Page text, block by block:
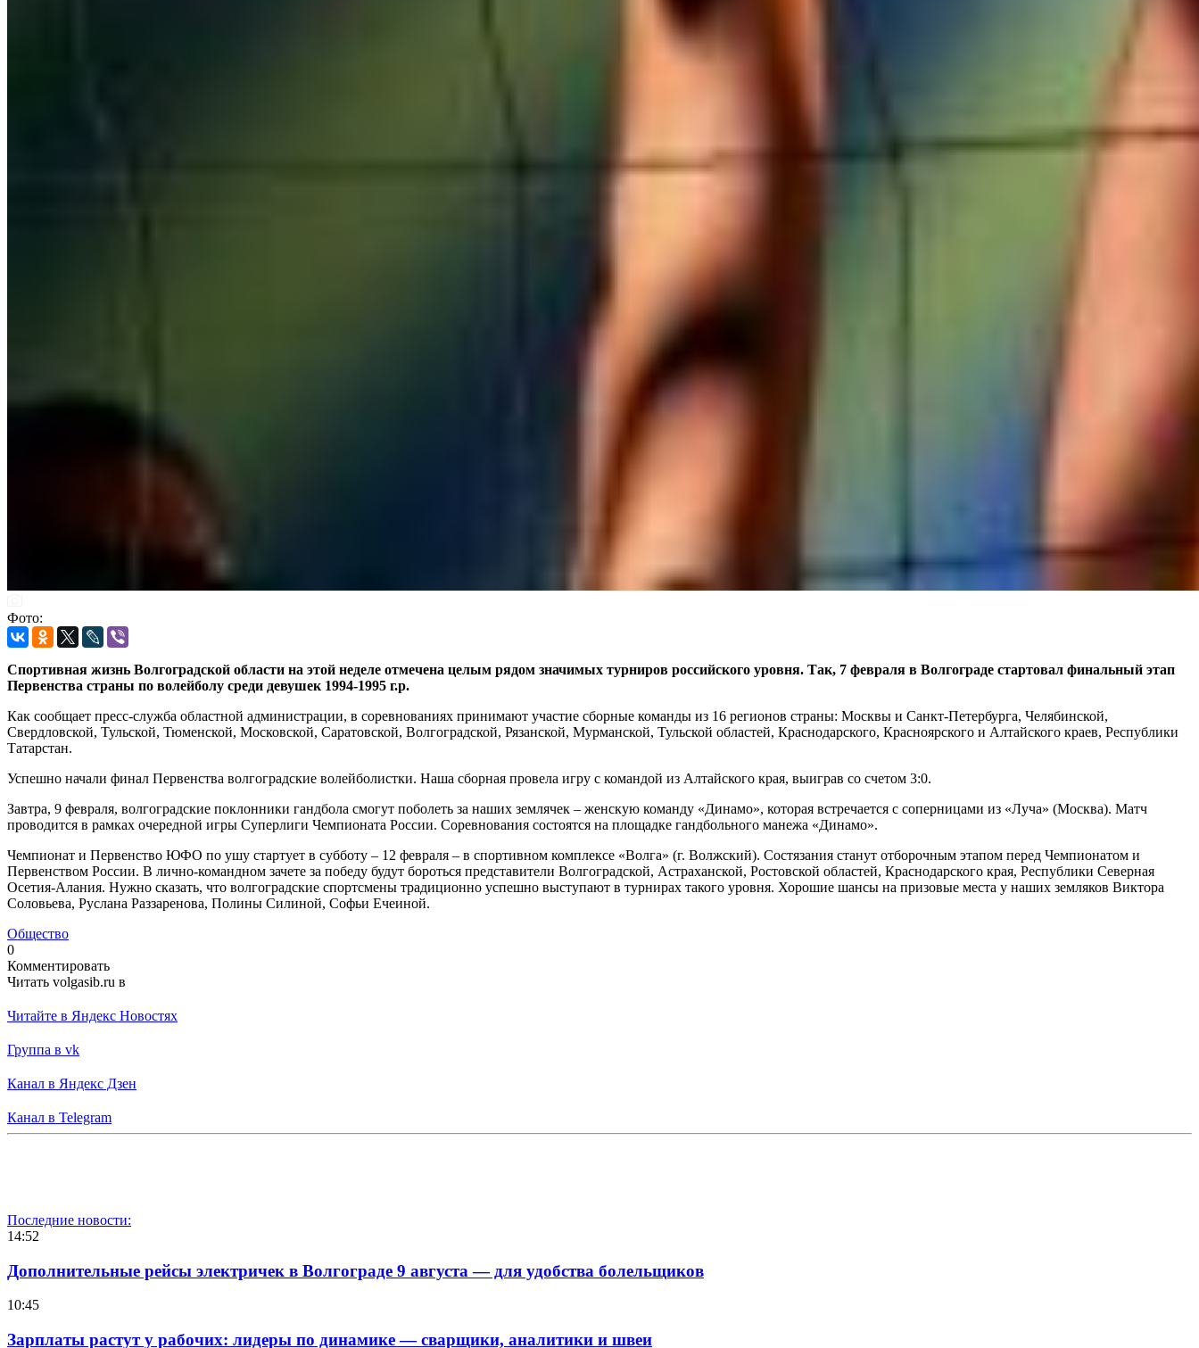
Фото:
Спортивная жизнь Волгоградской области на этой неделе отмечена целым рядом значимых турниров российского уровня. Так, 7 февраля в Волгограде стартовал финальный этап
Первенства страны по волейболу среди девушек 1994-1995 г.р.
Как сообщает пресс-служба областной администрации, в соревнованиях принимают участие сборные команды из 16 регионов страны: Москвы и Санкт-Петербурга, Челябинской,
Свердловской, Тульской, Тюменской, Московской, Саратовской, Волгоградской, Рязанской, Мурманской, Тульской областей, Краснодарского, Красноярского и Алтайского краев, Республики
Татарстан.
Успешно начали финал Первенства волгоградские волейболистки. Наша сборная провела игру с командой из Алтайского края, выиграв со счетом 3:0.
Завтра, 9 февраля, волгоградские поклонники гандбола смогут поболеть за наших землячек – женскую команду «Динамо», которая встречается с соперницами из «Луча» (Москва). Матч
проводится в рамках очередной игры Суперлиги Чемпионата России. Соревнования состоятся на площадке гандбольного манежа «Динамо».
Чемпионат и Первенство ЮФО по ушу стартует в субботу – 12 февраля – в спортивном комплексе «Волга» (г. Волжский). Состязания станут отборочным этапом перед Чемпионатом и
Первенством России. В лично-командном зачете за победу будут бороться представители Волгоградской, Астраханской, Ростовской областей, Краснодарского края, Республики Северная
Осетия-Алания. Нужно сказать, что волгоградские спортсмены традиционно успешно выступают в турнирах такого уровня. Хорошие шансы на призовые места у наших земляков Виктора
Соловьева, Руслана Раззаренова, Полины Силиной, Софьи Ечеиной.
Общество
0
Комментировать
Читать volgasib.ru в
Читайте в Яндекс Новостях
Группа в vk
Канал в Яндекс Дзен
Канал в Telegram
Последние новости:
14:52
Дополнительные рейсы электричек в Волгограде 9 августа — для удобства болельщиков
10:45
Зарплаты растут у рабочих: лидеры по динамике — сварщики, аналитики и швеи